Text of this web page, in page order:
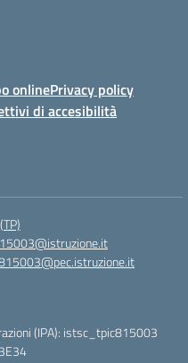
onlinePrivacy policy
di accesibilità
(IPA): istsc_tpic815003